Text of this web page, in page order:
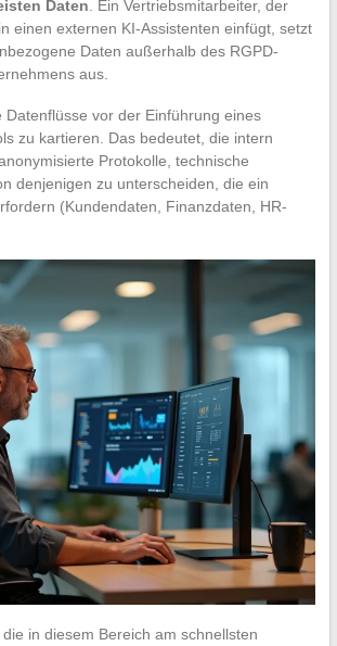
Daten. Ein Vertriebsmitarbeiter, der
einen externen KI-Assistenten einfügt, setzt
Daten außerhalb des RGPD-
aus.
Datenflüsse vor der Einführung eines
zu kartieren. Das bedeutet, die intern
Protokolle, technische
denjenigen zu unterscheiden, die ein
(Kundendaten, Finanzdaten, HR-
in diesem Bereich am schnellsten